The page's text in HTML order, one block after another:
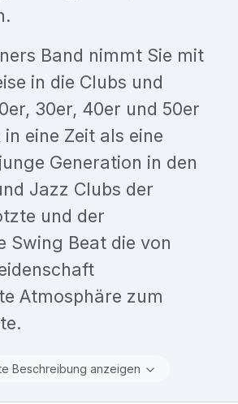
Band nimmt Sie mit
in die Clubs und
30er, 40er und 50er
eine Zeit als eine
Generation in den
Jazz Clubs der
und der
Swing Beat die von
Atmosphäre zum
Beschreibung anzeigen